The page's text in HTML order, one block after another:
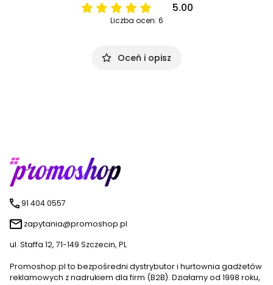
5.00
Liczba ocen: 6
Oceń i opisz
91 404 0557
zapytania@promoshop.pl
ul. Staffa 12, 71-149 Szczecin, PL
Promoshop.pl to bezpośredni dystrybutor i hurtownia gadżetów
reklamowych z nadrukiem dla firm (B2B). Działamy od 1998 roku,